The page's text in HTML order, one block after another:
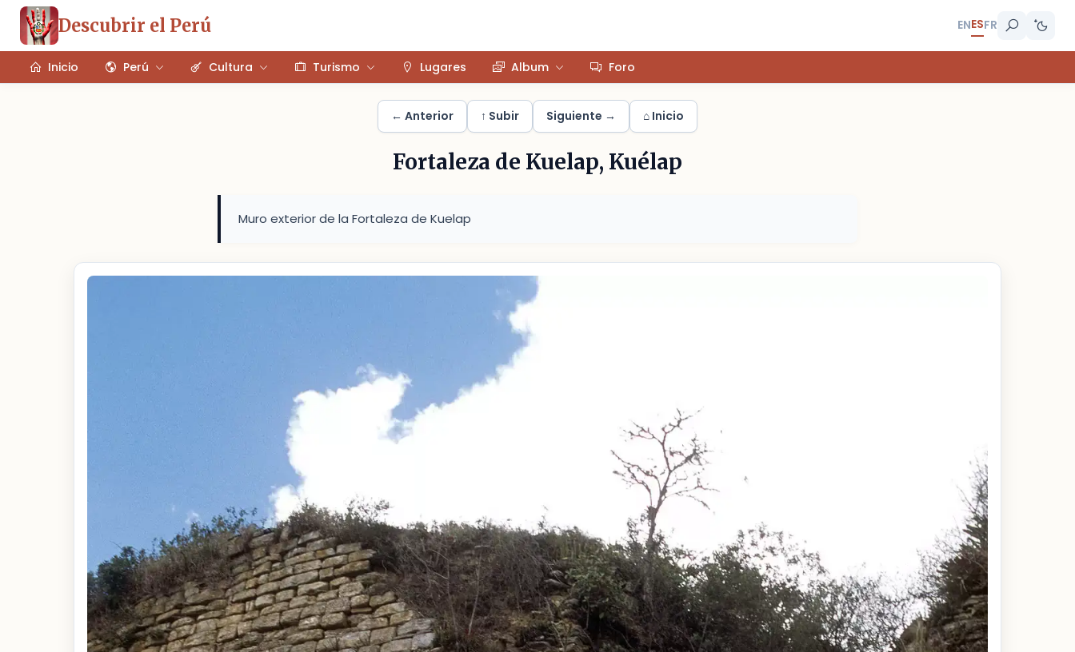
Descubrir el Perú ENESFR
Inicio Perú Cultura Turismo Lugares Album Foro
← Anterior ↑ Subir Siguiente → ⌂ Inicio
Fortaleza de Kuelap, Kuélap
Muro exterior de la Fortaleza de Kuelap